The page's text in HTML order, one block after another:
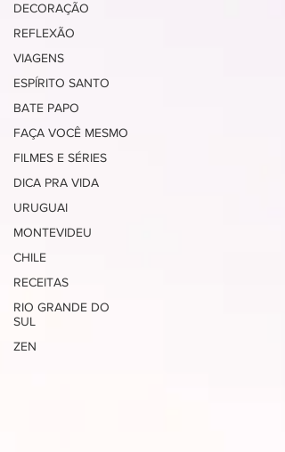
DECORAÇÃO
REFLEXÃO
VIAGENS
ESPÍRITO SANTO
BATE PAPO
FAÇA VOCÊ MESMO
FILMES E SÉRIES
DICA PRA VIDA
URUGUAI
MONTEVIDEU
CHILE
RECEITAS
RIO GRANDE DO
SUL
ZEN